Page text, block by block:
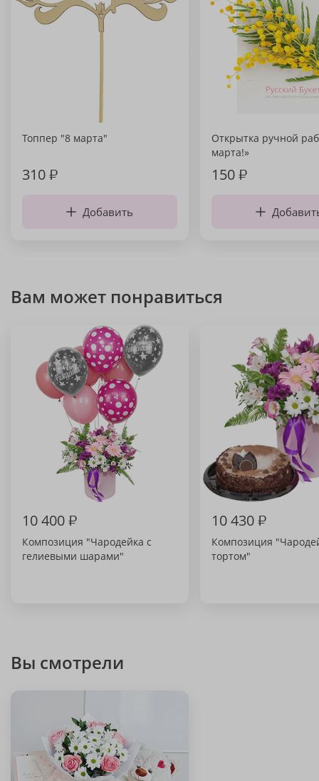
Топпер "8 марта"
310₽
Добавить
Открытка ручной
марта!»
150₽
Вам может понравиться
10 400₽
Композиция "Чародейка с
гелиевыми шарами"
10 430₽
Композиция
тортом"
Вы смотрели